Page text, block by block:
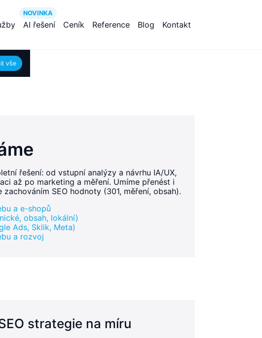
NOVINKA
AI řešení Ceník Reference Blog Kontakt
vše
řešení: od vstupní analýzy a návrhu IA/UX,
až po marketing a měření. Umíme přenést i
zachováním SEO hodnoty (301, měření, obsah).
a e-shopů
obsah, lokální)
Ads, Sklik, Meta)
a rozvoj
strategie na míru